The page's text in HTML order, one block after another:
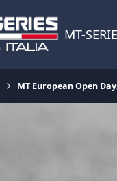
MT-
MT European Open